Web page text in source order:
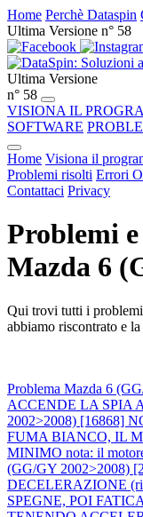
Home Perchè Dataspin
Ultima Versione n° 58
Ultima Versione
n° 58
VISIONA IL
SOFTWARE
Home Visiona il
Problemi risolti Errori
Contattaci Privacy
Problemi
Mazda 6
Qui trovi tutti i
abbiamo riscontrato e
Problema Mazda 6
ACCENDE LA SPIA
2002>2008) [16868]
FUMA BIANCO, IL
MINIMO nota: il
(GG/GY 2002>2008)
DECELERAZIONE
SPEGNE, POI